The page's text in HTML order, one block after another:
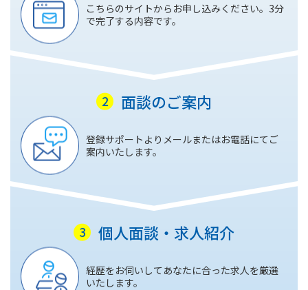
こちらのサイトからお申し込みください。3分
で完了する内容です。
面談のご案内
登録サポートよりメールまたはお電話にてご
案内いたします。
個人面談・求人紹介
経歴をお伺いしてあなたに合った求人を厳選
いたします。